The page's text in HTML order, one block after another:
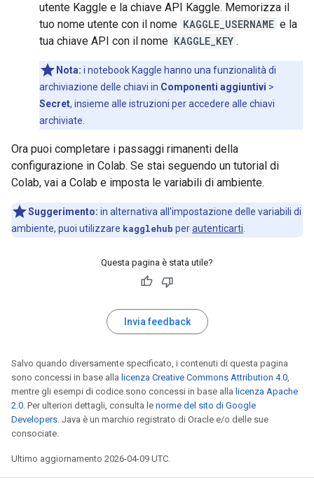
utente Kaggle e la chiave API Kaggle. Memorizza il
tuo nome utente con il nome KAGGLE_USERNAME e la
tua chiave API con il nome KAGGLE_KEY .
Nota: i notebook Kaggle hanno una funzionalità di
archiviazione delle chiavi in Componenti aggiuntivi >
Secret, insieme alle istruzioni per accedere alle chiavi
archiviate.
Ora puoi completare i passaggi rimanenti della
configurazione in Colab. Se stai seguendo un tutorial di
Colab, vai a Colab e imposta le variabili di ambiente.
Suggerimento: in alternativa all'impostazione delle variabili di
ambiente, puoi utilizzare kagglehub perautenticarti
Questa pagina è stata utile?
Invia feedback
Salvo quando diversamente specificato, i contenuti di questa pagina
sono concessi in base alla licenza Creative Commons Attribution 4.0,
mentre gli esempi di codice sono concessi in base alla licenza Apache
2.0. Per ulteriori dettagli, consulta le norme del sito di Google
Developers. Java è un marchio registrato di Oracle e/o delle sue
consociate.
Ultimo aggiornamento 2026-04-09 UTC.